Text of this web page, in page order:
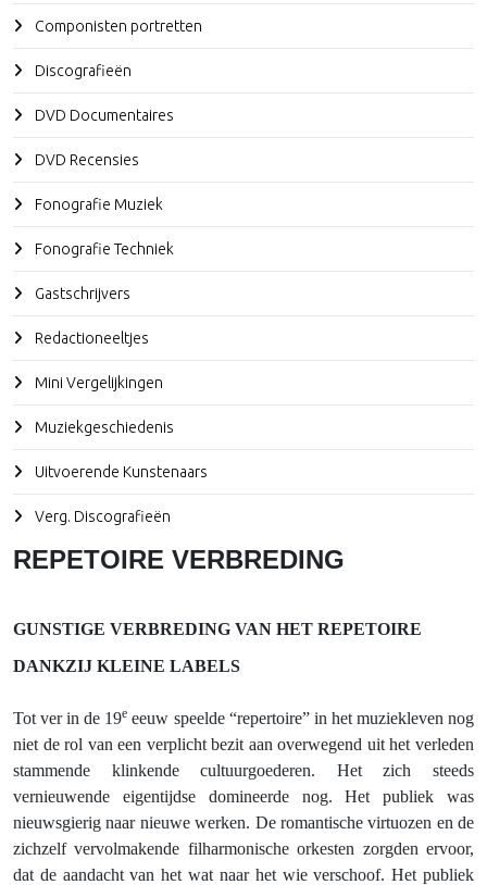
Componisten portretten
Discografieën
DVD Documentaires
DVD Recensies
Fonografie Muziek
Fonografie Techniek
Gastschrijvers
Redactioneeltjes
Mini Vergelijkingen
Muziekgeschiedenis
Uitvoerende Kunstenaars
Verg. Discografieën
REPETOIRE VERBREDING
GUNSTIGE VERBREDING VAN HET REPETOIRE
DANKZIJ KLEINE LABELS
Tot ver in de 19e eeuw speelde “repertoire” in het muziekleven nog
niet de rol van een verplicht bezit aan overwegend uit het verleden
stammende klinkende cultuurgoederen. Het zich steeds
vernieuwende eigentijdse domineerde nog. Het publiek was
nieuwsgierig naar nieuwe werken. De romantische virtuozen en de
zichzelf vervolmakende filharmonische orkesten zorgden ervoor,
dat de aandacht van het wat naar het wie verschoof. Het publiek